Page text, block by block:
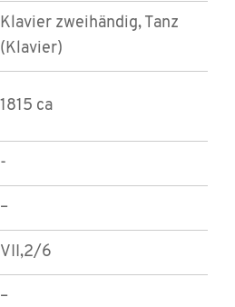
Klavier zweihändig, Tanz
(Klavier)
1815 ca
-
–
VII,2/6
–